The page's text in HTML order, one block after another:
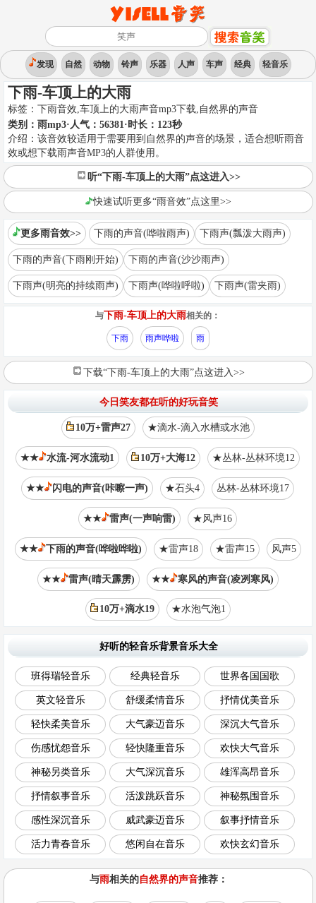
发现 自然 动物 铃声 乐器 人声 车声 经典 轻音乐
下雨-车顶上的大雨
标签： 下雨音效,车顶上的大雨声音mp3下载, 自然界的声音
类别： 雨mp3·人气：56381·时长： 123秒
介绍： 该音效较适用于需要用到自然界的声音的场景，适合想听雨音
效或想下载雨声音MP3的人群使用。
听“下雨-车顶上的大雨”点这进入>>
快速试听更多“雨音效”点这里>>
更多雨音效>> 下雨的声音(哗啦雨声) 下雨声(瓢泼大雨声)
下雨的声音(下雨刚开始) 下雨的声音(沙沙雨声)
下雨声(明亮的持续雨声) 下雨声(哗啦呼啦) 下雨声(雷夹雨)
与下雨-车顶上的大雨相关的：
下雨 雨声哗啦 雨
下载“下雨-车顶上的大雨”点这进入>>
今日笑友都在听的好玩音笑
10万+雷声27 ★滴水-滴入水槽或水池
★★ 水流-河水流动1 10万+大海12 ★丛林-丛林环境12
★★ 闪电的声音(咔嚓一声) ★石头4 丛林-丛林环境17
★★ 雷声(一声响雷) ★风声16
★★ 下雨的声音(哗啦哗啦) ★雷声18 ★雷声15 风声5
★★ 雷声(晴天霹雳) ★★ 寒风的声音(凌冽寒风)
10万+滴水19 ★水泡气泡1
好听的轻音乐背景音乐大全
班得瑞轻音乐 经典轻音乐 世界各国国歌
英文轻音乐 舒缓柔情音乐 抒情优美音乐
轻快柔美音乐 大气豪迈音乐 深沉大气音乐
伤感忧怨音乐 轻快隆重音乐 欢快大气音乐
神秘另类音乐 大气深沉音乐 雄浑高昂音乐
抒情叙事音乐 活泼跳跃音乐 神秘氛围音乐
感性深沉音乐 威武豪迈音乐 叙事抒情音乐
活力青春音乐 悠闲自在音乐 欢快玄幻音乐
与雨相关的自然界的声音推荐：